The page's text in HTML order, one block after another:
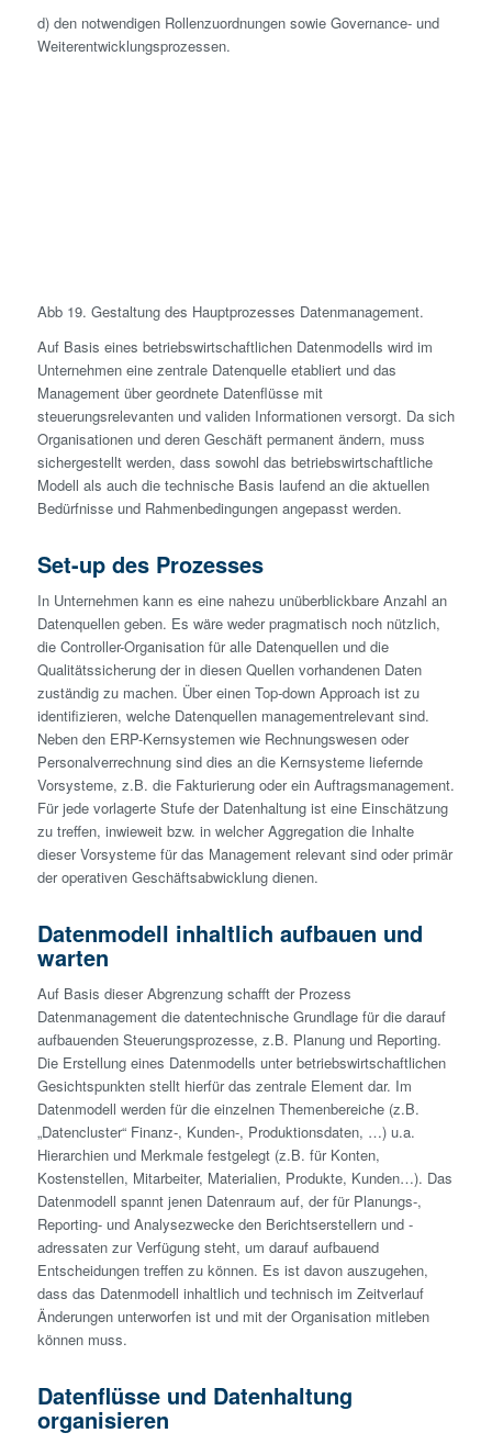
d) den notwendigen Rollenzuordnungen sowie Governance- und
Weiterentwicklungsprozessen.
Abb 19. Gestaltung des Hauptprozesses Datenmanagement.
Auf Basis eines betriebswirtschaftlichen Datenmodells wird im
Unternehmen eine zentrale Datenquelle etabliert und das
Management über geordnete Datenflüsse mit
steuerungsrelevanten und validen Informationen versorgt. Da sich
Organisationen und deren Geschäft permanent ändern, muss
sichergestellt werden, dass sowohl das betriebswirtschaftliche
Modell als auch die technische Basis laufend an die aktuellen
Bedürfnisse und Rahmenbedingungen angepasst werden.
Set-up des Prozesses
In Unternehmen kann es eine nahezu unüberblickbare Anzahl an
Datenquellen geben. Es wäre weder pragmatisch noch nützlich,
die Controller-Organisation für alle Datenquellen und die
Qualitätssicherung der in diesen Quellen vorhandenen Daten
zuständig zu machen. Über einen Top-down Approach ist zu
identifizieren, welche Datenquellen managementrelevant sind.
Neben den ERP-Kernsystemen wie Rechnungswesen oder
Personalverrechnung sind dies an die Kernsysteme liefernde
Vorsysteme, z.B. die Fakturierung oder ein Auftragsmanagement.
Für jede vorlagerte Stufe der Datenhaltung ist eine Einschätzung
zu treffen, inwieweit bzw. in welcher Aggregation die Inhalte
dieser Vorsysteme für das Management relevant sind oder primär
der operativen Geschäftsabwicklung dienen.
Datenmodell inhaltlich aufbauen und
warten
Auf Basis dieser Abgrenzung schafft der Prozess
Datenmanagement die datentechnische Grundlage für die darauf
aufbauenden Steuerungsprozesse, z.B. Planung und Reporting.
Die Erstellung eines Datenmodells unter betriebswirtschaftlichen
Gesichtspunkten stellt hierfür das zentrale Element dar. Im
Datenmodell werden für die einzelnen Themenbereiche (z.B.
„Datencluster“ Finanz-, Kunden-, Produktionsdaten, …) u.a.
Hierarchien und Merkmale festgelegt (z.B. für Konten,
Kostenstellen, Mitarbeiter, Materialien, Produkte, Kunden…). Das
Datenmodell spannt jenen Datenraum auf, der für Planungs-,
Reporting- und Analysezwecke den Berichtserstellern und -
adressaten zur Verfügung steht, um darauf aufbauend
Entscheidungen treffen zu können. Es ist davon auszugehen,
dass das Datenmodell inhaltlich und technisch im Zeitverlauf
Änderungen unterworfen ist und mit der Organisation mitleben
können muss.
Datenflüsse und Datenhaltung
organisieren